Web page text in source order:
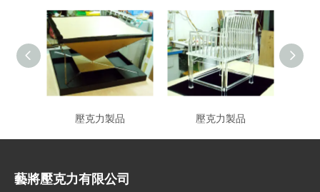
壓克力製品 壓克力製品
藝將壓克力有限公司